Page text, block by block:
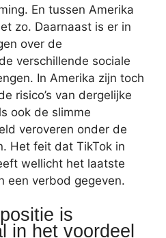
En tussen Amerika
zo. Daarnaast is er in
over de
verschillende sociale
In Amerika zijn toch
risico’s van dergelijke
ook de slimme
veroveren onder de
Het feit dat TikTok in
wellicht het laatste
een verbod gegeven.
is
in het voordeel